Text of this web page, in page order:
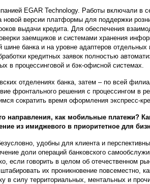
EGAR Technology. Работы включали в
версии платформы для поддержки
выдачи кредита. Для обеспечения
заемщиков и системами хранения
банка и на уровне адаптеров отдельных
кредитных заявок полностью
в процессинговой и бэк-офисной системах.
отделениях банка, затем – по всей
фронтального решения с процессингом в
сократить время оформления экспресс-
направления, как мобильные платежи?
из имиджевого в приоритетное для
удобны для клиента и
доли операций банковского
если говорить в целом об отечественном
их проникновение повсеместно,
в силу территориальных, ментальных и